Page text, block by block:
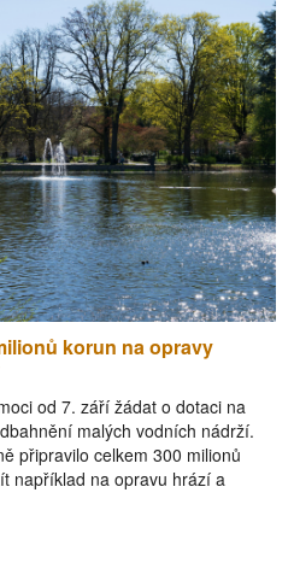
korun na opravy
od 7. září žádat o dotaci na
malých vodních nádrží.
připravilo celkem 300 milionů
například na opravu hrází a